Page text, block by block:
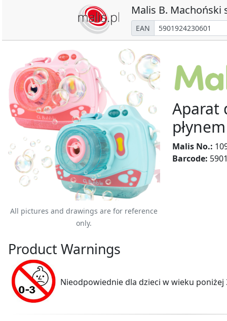
Malis B. Machoński
EAN
All pictures and drawings are for reference
only.
Aparat
płynem
Malis No.:
Barcode:
Product Warnings
Nieodpowiednie dla dzieci w wieku poniżej